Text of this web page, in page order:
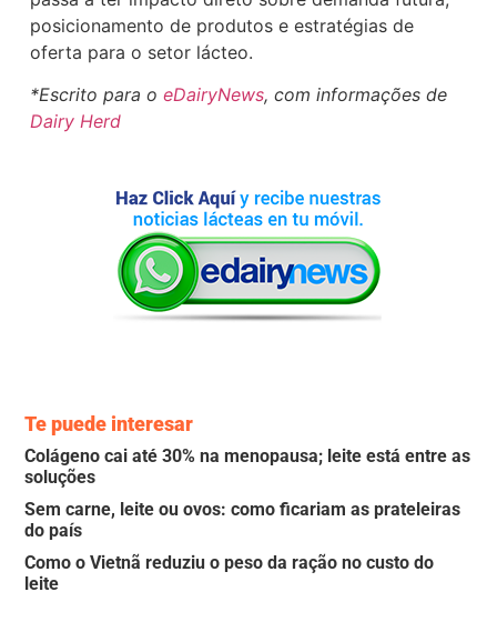
posicionamento de produtos e estratégias de
oferta para o setor lácteo.
*Escrito para oeDairyNews, com informações de
Dairy Herd
Te puede interesar
Colágeno cai até 30% na menopausa; leite está entre as
soluções
Sem carne, leite ou ovos: como ficariam as prateleiras
do país
Como o Vietnã reduziu o peso da ração no custo do
leite